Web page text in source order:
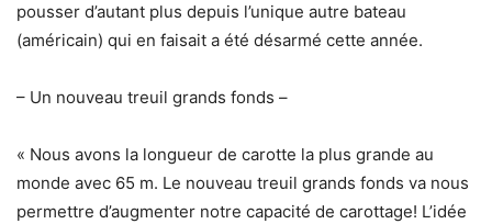
pousser d’autant plus depuis l’unique autre bateau
(américain) qui en faisait a été désarmé cette année.
– Un nouveau treuil grands fonds –
« Nous avons la longueur de carotte la plus grande au
monde avec 65 m. Le nouveau treuil grands fonds va nous
permettre d’augmenter notre capacité de carottage! L’idée